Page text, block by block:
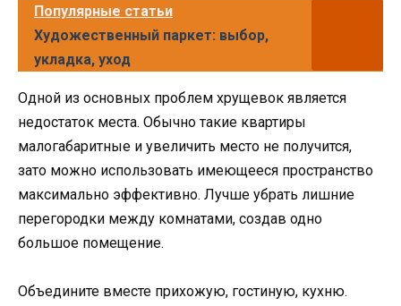
Популярные статьи
Художественный паркет: выбор,
укладка, уход
Одной из основных проблем хрущевок является
недостаток места. Обычно такие квартиры
малогабаритные и увеличить место не получится,
зато можно использовать имеющееся пространство
максимально эффективно. Лучше убрать лишние
перегородки между комнатами, создав одно
большое помещение.
Объедините вместе прихожую, гостиную, кухню.